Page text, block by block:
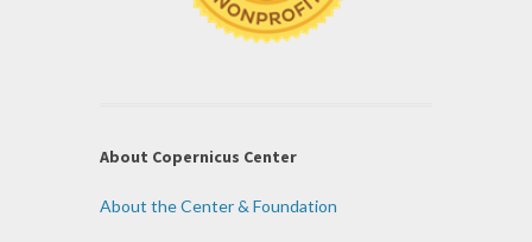
About Copernicus Center
About the Center & Foundation